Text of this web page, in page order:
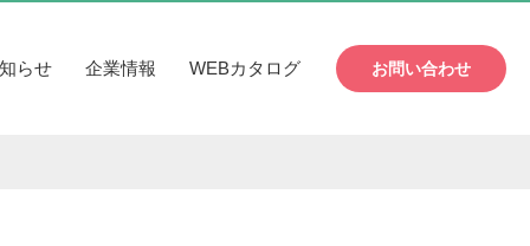
らせ 企業情報 WEBカタログ お問い合わせ